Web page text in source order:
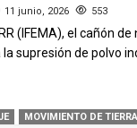
11 junio, 2026 553
(IFEMA), el cañón
supresión de polvo
MOVIMIENTO DE